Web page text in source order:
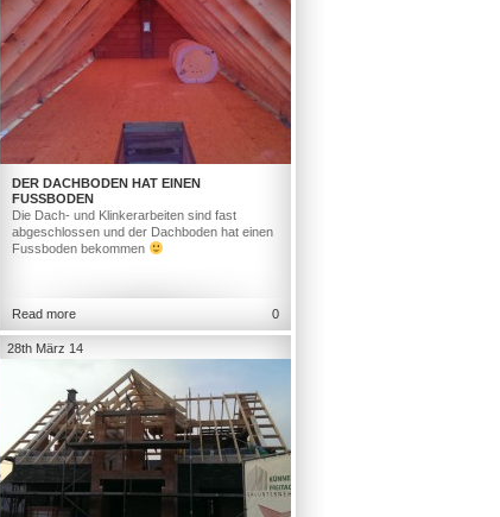
DER DACHBODEN HAT EINEN
FUSSBODEN
Die Dach- und Klinkerarbeiten sind fast
abgeschlossen und der Dachboden hat einen
Fussboden bekommen
Read more 0
28th März 14